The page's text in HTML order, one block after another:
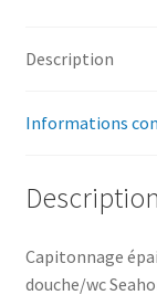
Description
Informations
Description
Capitonnage
douche/wc